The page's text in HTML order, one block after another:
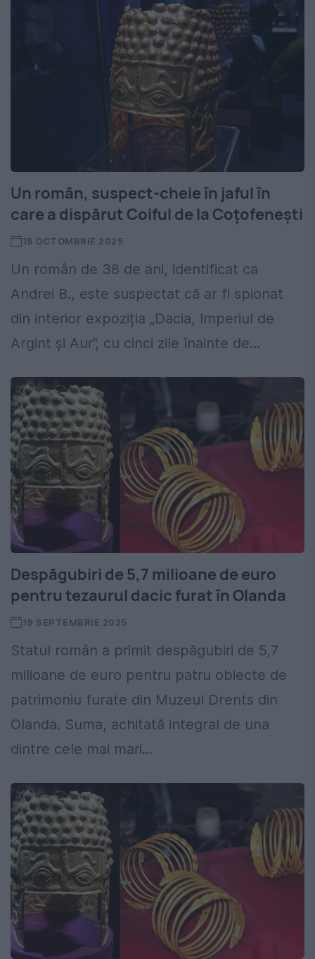
Un român, suspect-cheie în jaful în
care a dispărut Coiful de la Coțofenești
15 OCTOMBRIE 2025
Un român de 38 de ani, identificat ca
Andrei B., este suspectat că ar fi spionat
din interior expoziția „Dacia, Imperiul de
Argint și Aur”, cu cinci zile înainte de...
Despăgubiri de 5,7 milioane de euro
pentru tezaurul dacic furat în Olanda
19 SEPTEMBRIE 2025
Statul român a primit despăgubiri de 5,7
milioane de euro pentru patru obiecte de
patrimoniu furate din Muzeul Drents din
Olanda. Suma, achitată integral de una
dintre cele mai mari...